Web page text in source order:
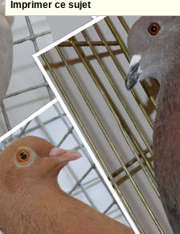
Imprimer ce sujet